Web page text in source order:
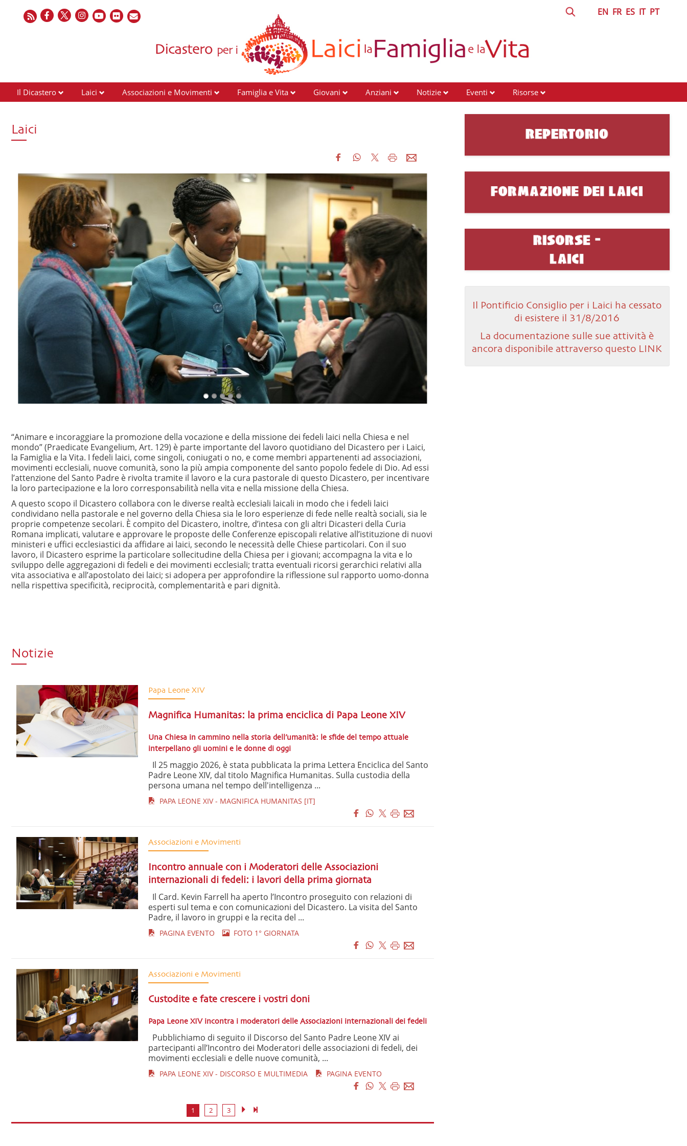
EN FR ES IT PT
Il Dicastero Laici Associazioni e Movimenti Famiglia e Vita Giovani Anziani Notizie Eventi Risorse
Laici
“Animare e incoraggiare la promozione della vocazione e della missione dei fedeli laici nella Chiesa e nel
mondo” (Praedicate Evangelium, Art. 129) è parte importante del lavoro quotidiano del Dicastero per i Laici,
la Famiglia e la Vita. I fedeli laici, come singoli, coniugati o no, e come membri appartenenti ad associazioni,
movimenti ecclesiali, nuove comunità, sono la più ampia componente del santo popolo fedele di Dio. Ad essi
l’attenzione del Santo Padre è rivolta tramite il lavoro e la cura pastorale di questo Dicastero, per incentivare
la loro partecipazione e la loro corresponsabilità nella vita e nella missione della Chiesa.
A questo scopo il Dicastero collabora con le diverse realtà ecclesiali laicali in modo che i fedeli laici
condividano nella pastorale e nel governo della Chiesa sia le loro esperienze di fede nelle realtà sociali, sia le
proprie competenze secolari. È compito del Dicastero, inoltre, d’intesa con gli altri Dicasteri della Curia
Romana implicati, valutare e approvare le proposte delle Conferenze episcopali relative all’istituzione di nuovi
ministeri e uffici ecclesiastici da affidare ai laici, secondo le necessità delle Chiese particolari. Con il suo
lavoro, il Dicastero esprime la particolare sollecitudine della Chiesa per i giovani; accompagna la vita e lo
sviluppo delle aggregazioni di fedeli e dei movimenti ecclesiali; tratta eventuali ricorsi gerarchici relativi alla
vita associativa e all’apostolato dei laici; si adopera per approfondire la riflessione sul rapporto uomo-donna
nella rispettiva specificità, reciprocità, complementarità e pari dignità.
Notizie
Papa Leone XIV
Magnifica Humanitas: la prima enciclica di Papa Leone XIV
Una Chiesa in cammino nella storia dell’umanità: le sfide del tempo attuale
interpellano gli uomini e le donne di oggi
Il 25 maggio 2026, è stata pubblicata la prima Lettera Enciclica del Santo
Padre Leone XIV, dal titolo Magnifica Humanitas. Sulla custodia della
persona umana nel tempo dell'intelligenza ...
PAPA LEONE XIV - MAGNIFICA HUMANITAS [IT]
Associazioni e Movimenti
Incontro annuale con i Moderatori delle Associazioni
internazionali di fedeli: i lavori della prima giornata
Il Card. Kevin Farrell ha aperto l’Incontro proseguito con relazioni di
esperti sul tema e con comunicazioni del Dicastero. La visita del Santo
Padre, il lavoro in gruppi e la recita del ...
PAGINA EVENTO FOTO 1° GIORNATA
Associazioni e Movimenti
Custodite e fate crescere i vostri doni
Papa Leone XIV incontra i moderatori delle Associazioni internazionali dei fedeli
Pubblichiamo di seguito il Discorso del Santo Padre Leone XIV ai
partecipanti all’Incontro dei Moderatori delle associazioni di fedeli, dei
movimenti ecclesiali e delle nuove comunità, ...
PAPA LEONE XIV - DISCORSO E MULTIMEDIA PAGINA EVENTO
1 2 3
Il Pontificio Consiglio per i Laici ha cessato
di esistere il 31/8/2016
La documentazione sulle sue attività è
ancora disponibile attraverso questo LINK